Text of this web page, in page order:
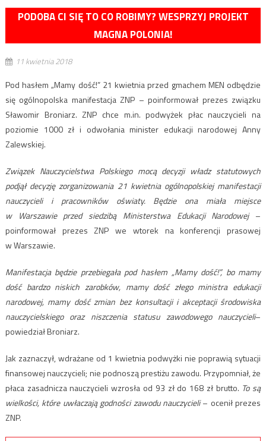
PODOBA CI SIĘ TO CO ROBIMY? WESPRZYJ PROJEKT
MAGNA POLONIA!
11 kwietnia 2018
Pod hasłem „Mamy dość!” 21 kwietnia przed gmachem MEN odbędzie
się ogólnopolska manifestacja ZNP – poinformował prezes związku
Sławomir Broniarz. ZNP chce m.in. podwyżek płac nauczycieli na
poziomie 1000 zł i odwołania minister edukacji narodowej Anny
Zalewskiej.
Związek Nauczycielstwa Polskiego mocą decyzji władz statutowych
podjął decyzję zorganizowania 21 kwietnia ogólnopolskiej manifestacji
nauczycieli i pracowników oświaty. Będzie ona miała miejsce
w Warszawie przed siedzibą Ministerstwa Edukacji Narodowej –
poinformował prezes ZNP we wtorek na konferencji prasowej
w Warszawie.
Manifestacja będzie przebiegała pod hasłem „Mamy dość!”, bo mamy
dość bardzo niskich zarobków, mamy dość złego ministra edukacji
narodowej, mamy dość zmian bez konsultacji i akceptacji środowiska
nauczycielskiego oraz niszczenia statusu zawodowego nauczycieli–
powiedział Broniarz.
Jak zaznaczył, wdrażane od 1 kwietnia podwyżki nie poprawią sytuacji
finansowej nauczycieli; nie podnoszą prestiżu zawodu. Przypomniał, że
płaca zasadnicza nauczycieli wzrosła od 93 zł do 168 zł brutto. To są
wielkości, które uwłaczają godności zawodu nauczycieli– ocenił prezes
ZNP.